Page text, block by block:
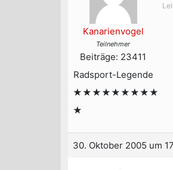
Kanarienvogel
Teilnehmer
Beiträge: 23411
Radsport-Legende
★★★★★★★★★
★
30. Oktober 2005 um